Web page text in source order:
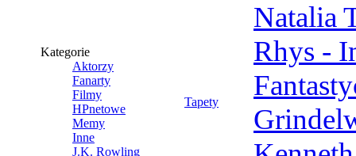
Kategorie
Aktorzy
Fanarty
Filmy
HPnetowe
Memy
Inne
J.K. Rowling
Tapety
Natalia
Rhys -